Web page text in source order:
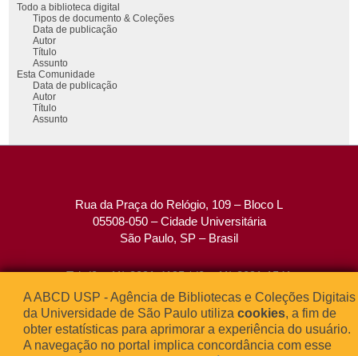
Todo a biblioteca digital
Tipos de documento & Coleções
Data de publicação
Autor
Título
Assunto
Esta Comunidade
Data de publicação
Autor
Título
Assunto
Rua da Praça do Relógio, 109 – Bloco L
05508-050 – Cidade Universitária
São Paulo, SP – Brasil
Tel: (0xx11) 3091-4195 / (0xx11) 3091-1541
Fax: (0xx11) 3091-1567
E-mail:atendimento@abcd.usp.br
A ABCD USP - Agência de Bibliotecas e Coleções Digitais
da Universidade de São Paulo utiliza cookies, a fim de
obter estatísticas para aprimorar a experiência do usuário.
A navegação no portal implica concordância com esse